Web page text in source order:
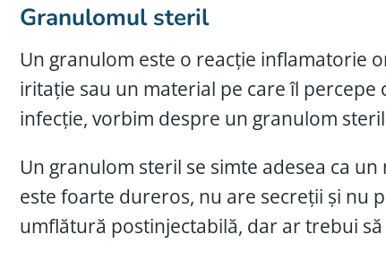
Granulomul steril
Un granulom este o reacție inflamatorie
iritație sau un material pe care îl
infecție, vorbim despre un granulom
Un granulom steril se simte adesea ca
este foarte dureros, nu are secreții și nu
umflătură postinjectabilă, dar ar trebui